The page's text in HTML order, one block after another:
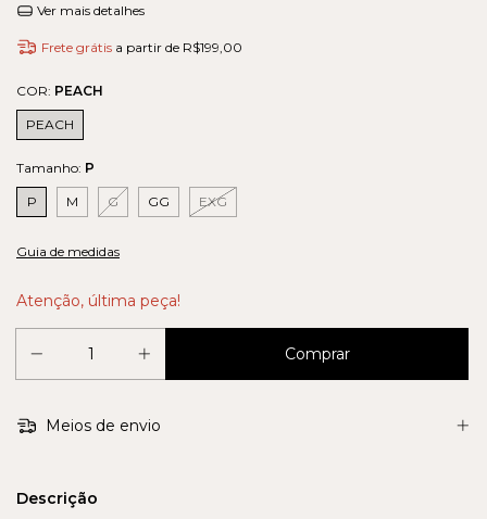
Ver mais detalhes
Frete grátis a partir de R$199,00
COR: PEACH
PEACH
Tamanho: P
P M G GG EXG
Guia de medidas
Atenção, última peça!
Meios de envio
Descrição